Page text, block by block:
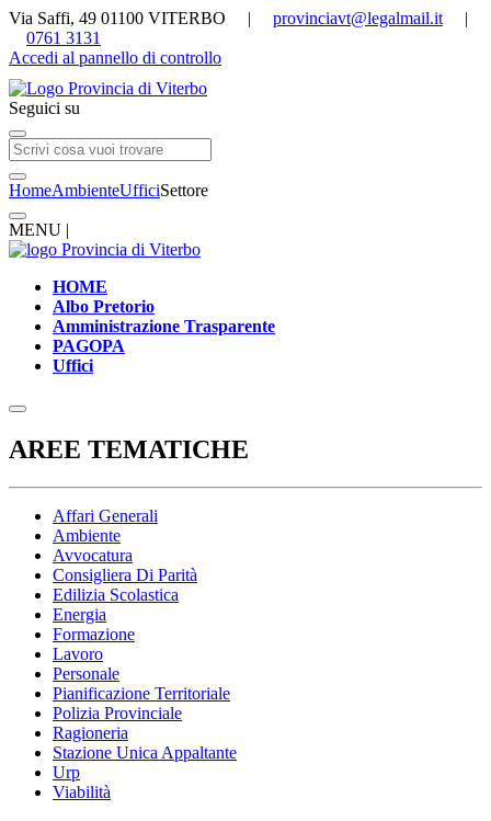
Via Saffi, 49 01100 VITERBO | provinciavt@legalmail.it |
0761 3131
Accedi al pannello di controllo
Seguici su
HomeAmbienteUfficiSettore
MENU |
HOME
Albo Pretorio
Amministrazione Trasparente
PAGOPA
Uffici
AREE TEMATICHE
Affari Generali
Ambiente
Avvocatura
Consigliera Di Parità
Edilizia Scolastica
Energia
Formazione
Lavoro
Personale
Pianificazione Territoriale
Polizia Provinciale
Ragioneria
Stazione Unica Appaltante
Urp
Viabilità